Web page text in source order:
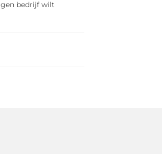
bedrijf wilt